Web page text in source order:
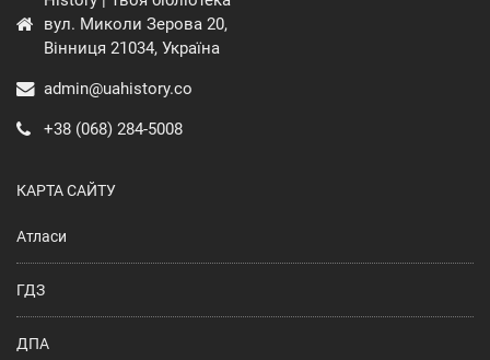
вул. Миколи Зерова 20,
Вінниця 21034, Україна
admin@uahistory.co
+38 (068) 284-5008
КАРТА САЙТУ
Атласи
ГДЗ
ДПА